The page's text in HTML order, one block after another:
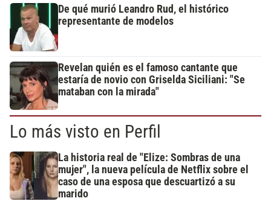
De qué murió Leandro Rud, el histórico
representante de modelos
Revelan quién es el famoso cantante que
estaría de novio con Griselda Siciliani: "Se
mataban con la mirada"
Lo más visto en Perfil
La historia real de "Elize: Sombras de una
mujer", la nueva película de Netflix sobre el
caso de una esposa que descuartizó a su
marido